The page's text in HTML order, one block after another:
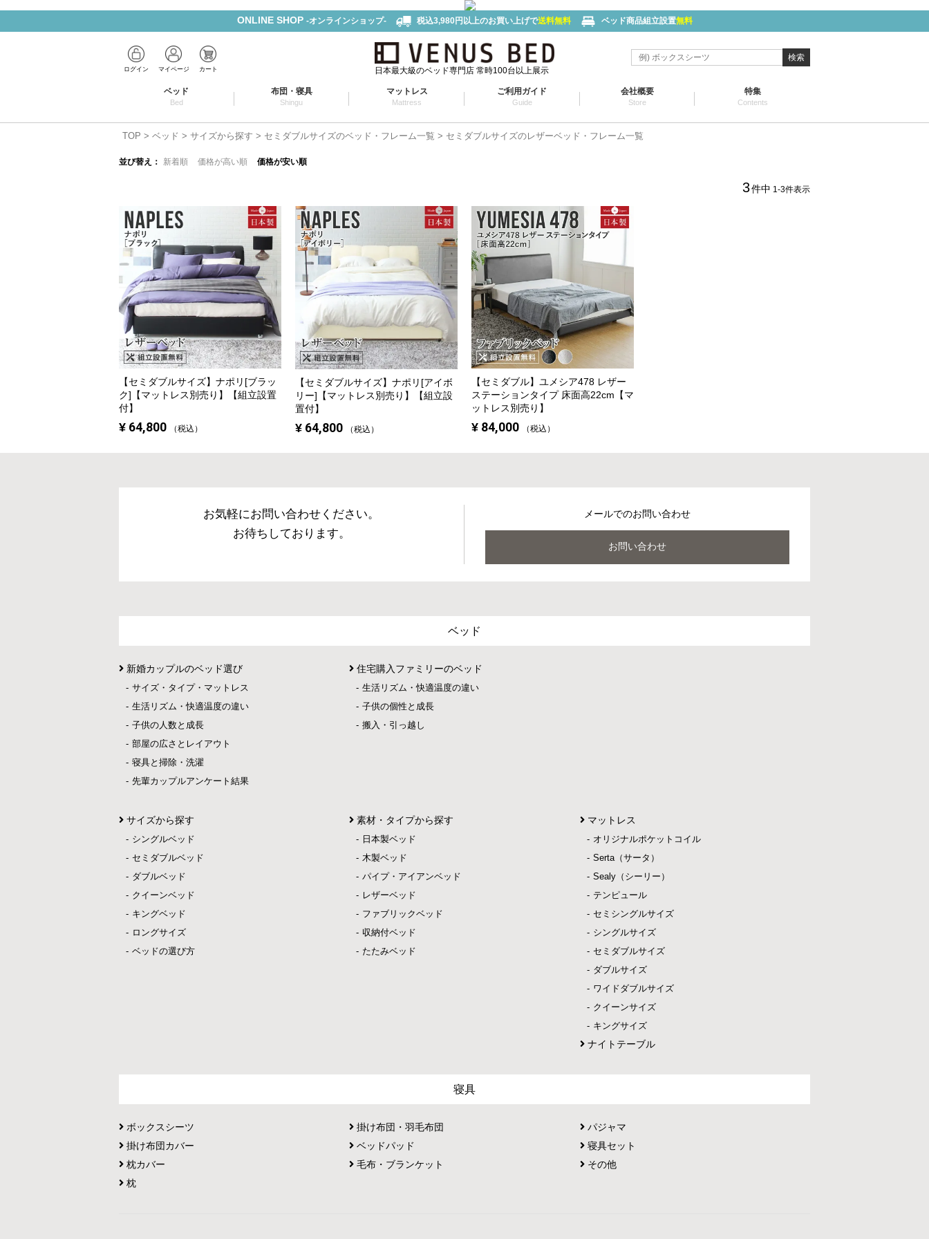
ONLINE SHOP -オンラインショップ- 税込3,980円以上のお買い上げで送料無料 ベッド商品組立設置無料
ログイン マイページ カート 日本最大級のベッド専門店 常時100台以上展示
検索
ベッド
Bed
布団・寝具
Shingu
マットレス
Mattress
ご利用ガイド
Guide
会社概要
Store
特集
Contents
TOP ベッド サイズから探す セミダブルサイズのベッド・フレーム一覧 セミダブルサイズのレザーベッド・フレーム一覧
並び替え 新着順 価格が高い順 価格が安い順
3件中 1-3件表示
【セミダブルサイズ】 ナポリ[ブラッ
ク]【マットレス別売り】【組立設置
付】
¥ 64,800 税込
【セミダブルサイズ】 ナポリ[アイボ
リー]【マットレス別売り】【組立設
置付】
¥ 64,800 税込
【セミダブル】 ユメシア478 レザー
ステーションタイプ 床面高22cm 【マ
ットレス別売り】
¥ 84,000 税込
お気軽にお問い合わせください。
お待ちしております。
メールでのお問い合わせ
お問い合わせ
ベッド
新婚カップルのベッド選び
サイズ・タイプ・マットレス
生活リズム・快適温度の違い
子供の人数と成長
部屋の広さとレイアウト
寝具と掃除・洗濯
先輩カップルアンケート結果
住宅購入ファミリーのベッド
生活リズム・快適温度の違い
子供の個性と成長
搬入・引っ越し
サイズから探す
シングルベッド
セミダブルベッド
ダブルベッド
クイーンベッド
キングベッド
ロングサイズ
ベッドの選び方
素材・タイプから探す
日本製ベッド
木製ベッド
パイプ・アイアンベッド
レザーベッド
ファブリックベッド
収納付ベッド
たたみベッド
マットレス
オリジナルポケットコイル
Serta（サータ）
Sealy（シーリー）
テンピュール
セミシングルサイズ
シングルサイズ
セミダブルサイズ
ダブルサイズ
ワイドダブルサイズ
クイーンサイズ
キングサイズ
ナイトテーブル
寝具
ボックスシーツ
掛け布団カバー
枕カバー
枕
掛け布団・羽毛布団
ベッドパッド
毛布・ブランケット
パジャマ
寝具セット
その他